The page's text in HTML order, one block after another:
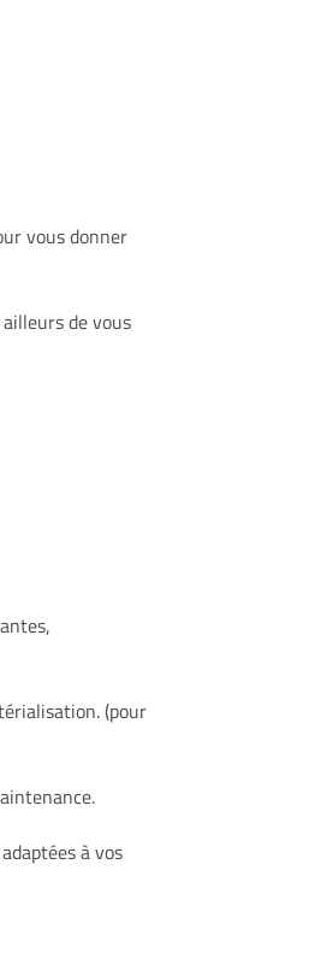
vous donner
de vous
(pour
à vos